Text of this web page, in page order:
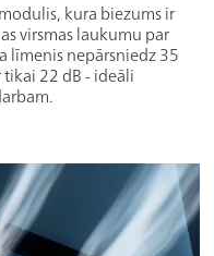
kura biezums ir
virsmas laukumu par
līmenis nepārsniedz 35
tikai 22 dB - ideāli